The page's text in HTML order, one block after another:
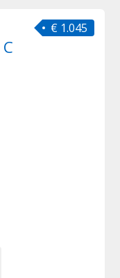
€ 1.045